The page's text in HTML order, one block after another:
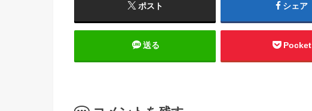
ポスト シェア
送る Pocket